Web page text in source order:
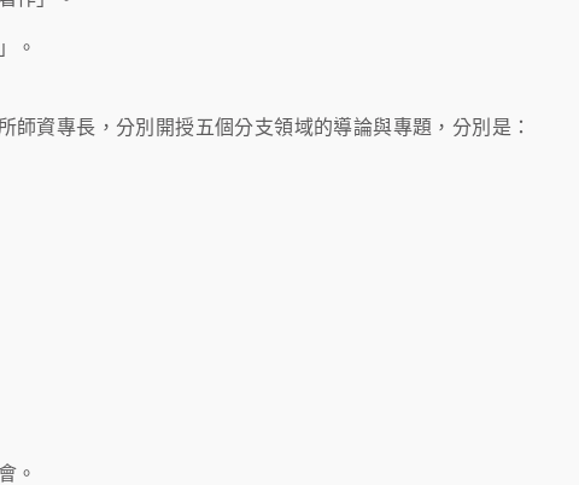
。
師資專長，分別開授五個分支領域的導論與專題，分別是：
。